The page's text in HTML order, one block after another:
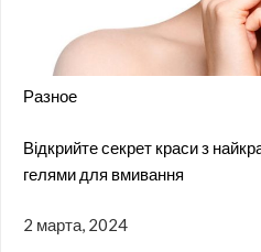
Разное
Відкрийте секрет краси з
гелями для вмивання
2 марта, 2024